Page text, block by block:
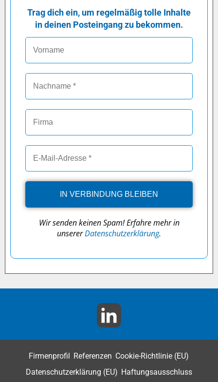
Trag dich ein, um regelmäßig tolle Inhalte
in deinen Posteingang zu bekommen.
Wir senden keinen Spam! Erfahre mehr in
unsererDatenschutzerklärung.
Firmenprofil Referenzen Cookie-Richtlinie (EU)
Datenschutzerklärung (EU) Haftungsausschluss